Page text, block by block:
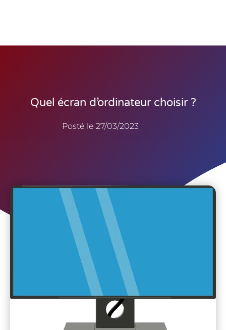
Quel écran d’ordinateur choisir ?
Posté le 27/03/2023